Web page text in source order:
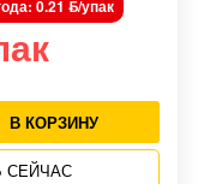
0.21 ƃ/упак
В КОРЗИНУ
СЕЙЧАС